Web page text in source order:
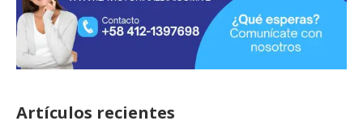
Artículos recientes